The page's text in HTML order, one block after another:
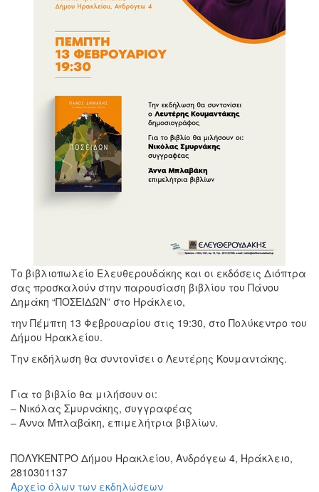
Το βιβλιοπωλείο Ελευθερουδάκης και οι εκδόσεις Διόπτρα
σας προσκαλούν στην παρουσίαση βιβλίου του Πάνου
Δημάκη “ΠΟΣΕΙΔΩΝ” στο Ηράκλειο,
την Πέμπτη 13 Φεβρουαρίου στις 19:30, στο Πολύκεντρο του
Δήμου Ηρακλείου.
Την εκδήλωση θα συντονίσει ο Λευτέρης Κουμαντάκης.
Για το βιβλίο θα μιλήσουν οι:
– Νικόλας Σμυρνάκης, συγγραφέας
– Άννα Μπλαβάκη, επιμελήτρια βιβλίων.
ΠΟΛΥΚΕΝΤΡΟ Δήμου Ηρακλείου, Ανδρόγεω 4, Ηράκλειο,
2810301137
Αρχείο όλων των εκδηλώσεων